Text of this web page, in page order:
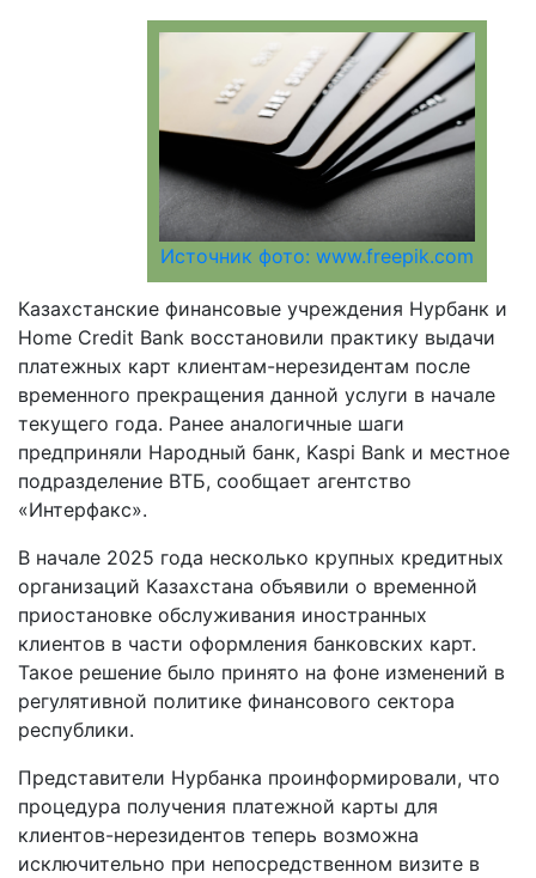
Источник фото: www.freepik.com
Казахстанские финансовые учреждения Нурбанк и
Home Credit Bank восстановили практику выдачи
платежных карт клиентам-нерезидентам после
временного прекращения данной услуги в начале
текущего года. Ранее аналогичные шаги
предприняли Народный банк, Kaspi Bank и местное
подразделение ВТБ, сообщает агентство
«Интерфакс».
В начале 2025 года несколько крупных кредитных
организаций Казахстана объявили о временной
приостановке обслуживания иностранных
клиентов в части оформления банковских карт.
Такое решение было принято на фоне изменений в
регулятивной политике финансового сектора
республики.
Представители Нурбанка проинформировали, что
процедура получения платежной карты для
клиентов-нерезидентов теперь возможна
исключительно при непосредственном визите в